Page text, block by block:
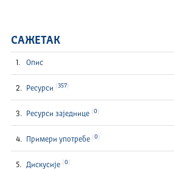
САЖЕТАК
Опис
Ресурси 357
Ресурси заједнице 0
Примери употребе 0
Дискусије 0